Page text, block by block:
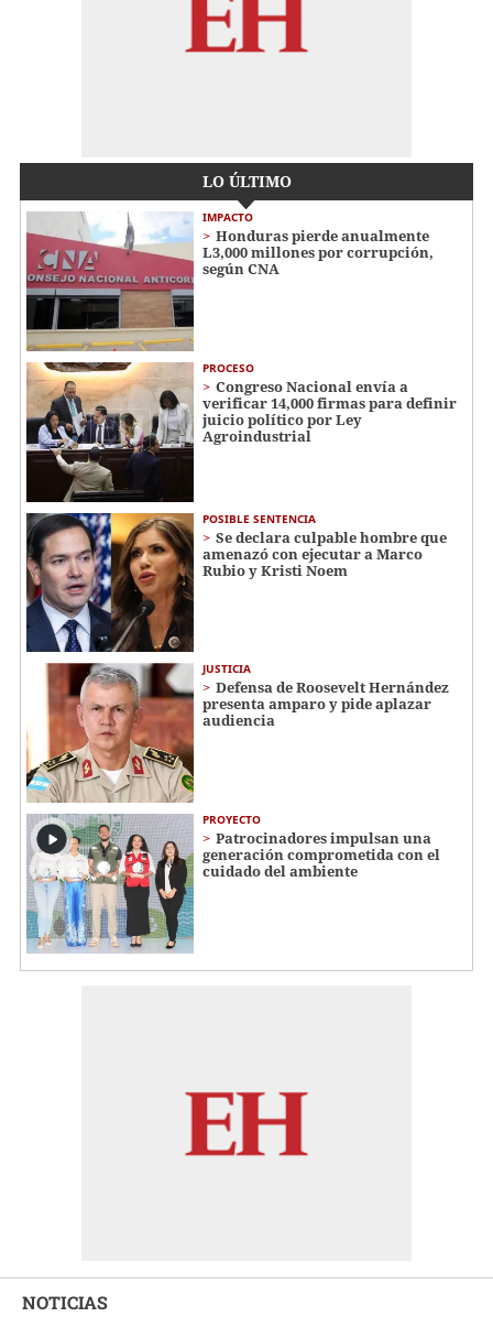
LO ÚLTIMO
IMPACTO
Honduras pierde anualmente
L3,000 millones por corrupción,
según CNA
PROCESO
Congreso Nacional envía a
verificar 14,000 firmas para definir
juicio político por Ley
Agroindustrial
POSIBLE SENTENCIA
Se declara culpable hombre que
amenazó con ejecutar a Marco
Rubio y Kristi Noem
JUSTICIA
Defensa de Roosevelt Hernández
presenta amparo y pide aplazar
audiencia
PROYECTO
Patrocinadores impulsan una
generación comprometida con el
cuidado del ambiente
NOTICIAS